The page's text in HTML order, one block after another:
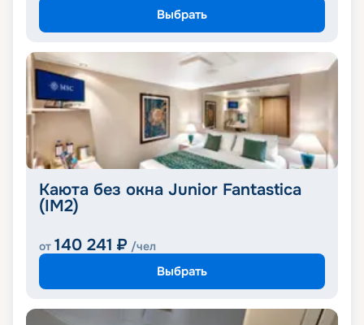
Выбрать
Каюта без окна Junior Fantastica
(IM2)
от 140 241 ₽ /чел
Выбрать